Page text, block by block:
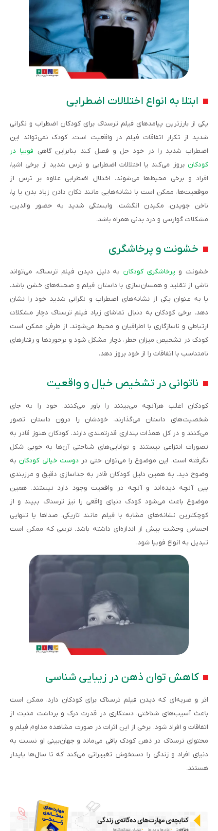
ابتلا به انواع اختلالات اضطرابی
یکی از بارزترین پیامدهای فیلم ترسناک برای کودکان اضطراب و نگرانی
شدید از تکرار اتفاقات فیلم در واقعیت است. کودک نمی‌تواند این
اضطراب شدید را در خود حل و فصل کند بنابراین گاهی فوبیا در
کودکان بروز می‌کند یا اختلالات اضطرابی و ترس شدید از برخی اشیا،
افراد و برخی محیط‌ها می‌شوند. اختلال اضطرابی علاوه بر ترس از
موقعیت‌ها، ممکن است با نشانه‌هایی مانند تکان دادن زیاد بدن یا پا،
ناخن جویدن، مکیدن انگشت، وابستگی شدید به حضور والدین،
مشکلات گوارسی و درد بدنی همراه باشد.
خشونت و پرخاشگری
خشونت و پرخاشگری کودکان به دلیل دیدن فیلم ترسناک، می‌تواند
ناشی از تقلید و همسان‌سازی با داستان فیلم و صحنه‌های خشن باشد.
یا به عنوان یکی از نشانه‌های اضطراب و نگرانی شدید خود را نشان
دهد. برخی کودکان به دنبال تماشای زیاد فیلم ترسناک دچار مشکلات
ارتباطی و ناسازگاری با اطرافیان و محیط می‌شوند. از طرفی ممکن است
کودک در تشخیص میزان خطر، دچار مشکل شود و برخوردها و رفتارهای
نامتناسب با اتفاقات را از خود بروز دهد.
ناتوانی در تشخیص خیال و واقعیت
کودکان اغلب هرآنچه می‌بینند را باور می‌کنند، خود را به جای
شخصیت‌های داستان می‌گذارند، خودشان را درون داستان تصور
می‌کنند و در کل همذات پنداری قدرتمندی دارند. کودکان هنوز قادر به
تصورات انتزاعی نیستند و توانایی‌های شناختی آن‌ها به خوبی شکل
نگرفته است. این موضوع را می‌توان حتی در دوست خیالی کودکان به
وضوح دید. به همین دلیل کودکان قادر به جداسازی دقیق و مرزبندی
بین آنچه دیده‌اند و آنچه در واقعیت وجود دارد نیستند. همین
موضوع باعث می‌شود کودک دنیای واقعی را نیز ترسناک ببیند و از
کوچکترین نشانه‌های مشابه با فیلم مانند تاریکی، صداها یا تنهایی
احساس وحشت بیش از اندازه‌ای داشته باشد. ترسی که ممکن است
تبدیل به انواع فوبیا شود.
کاهش توان ذهن در زیبایی شناسی
اثر و ضربه‌ای که دیدن فیلم ترسناک برای کودکان دارد، ممکن است
باعث آسیب‌های شناختی، دستکاری در قدرت درک و برداشت مثبت از
اتفاقات و افراد شود. برخی از این اثرات در صورت مشاهده مداوم فیلم و
محتوای ترسناک در ذهن کودک باقی می‌ماند و جهان‌بینی او نسبت به
دنیای افراد و زندگی را دستخوش تغییراتی می‌کند که تا سال‌ها پایدار
هستند.